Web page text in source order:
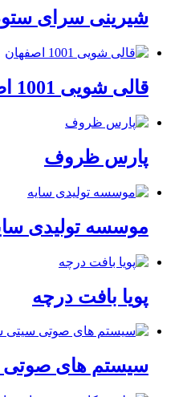
شیرینی سرای
قالی شویی 1001 اصفهان
پارس ظروف
موسسه تولیدی
پویا بافت درچه
سیستم های صوتی